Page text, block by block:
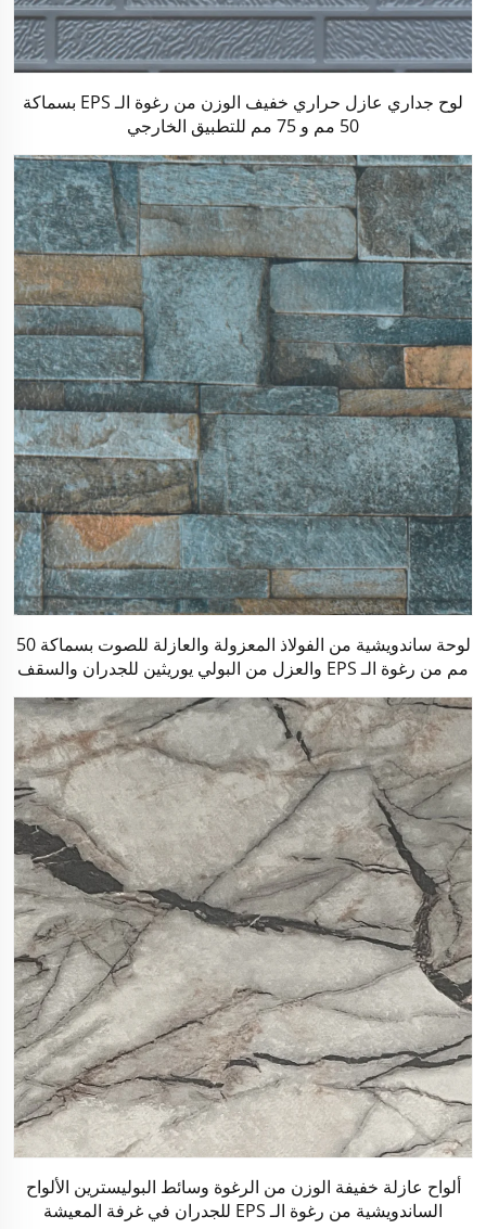
لوح جداري عازل حراري خفيف الوزن من رغوة الـ EPS بسماكة
50 مم و 75 مم للتطبيق الخارجي
لوحة ساندويشية من الفولاذ المعزولة والعازلة للصوت بسماكة 50
مم من رغوة الـ EPS والعزل من البولي يوريثين للجدران والسقف
ألواح عازلة خفيفة الوزن من الرغوة وسائط البوليسترين الألواح
الساندويشية من رغوة الـ EPS للجدران في غرفة المعيشة